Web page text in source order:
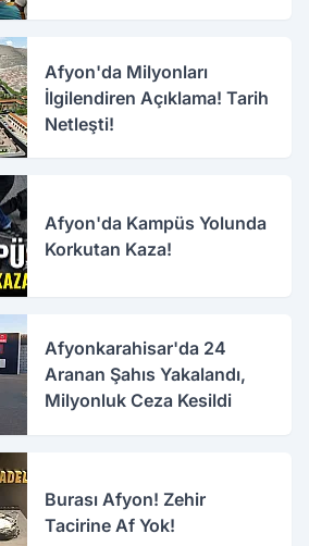
Afyon'da Milyonları
İlgilendiren Açıklama! Tarih
Netleşti!
Afyon'da Kampüs Yolunda
Korkutan Kaza!
Afyonkarahisar'da 24
Aranan Şahıs Yakalandı,
Milyonluk Ceza Kesildi
Burası Afyon! Zehir
Tacirine Af Yok!